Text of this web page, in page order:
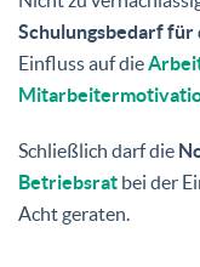
Schulungsbedarf
Einfluss auf die
Schließlich darf die
Betriebsrat bei der
Acht geraten.